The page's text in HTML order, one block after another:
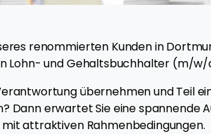
renommierten Kunden in
Lohn- und Gehaltsbuchhalter (m/
übernehmen und Teil
Dann erwartet Sie eine spannende
attraktiven Rahmenbedingungen.